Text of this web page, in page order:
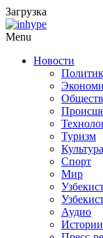
Загрузка
Menu
Новости
Туризм
Культура
Спорт
Мир
Аудио
Истории